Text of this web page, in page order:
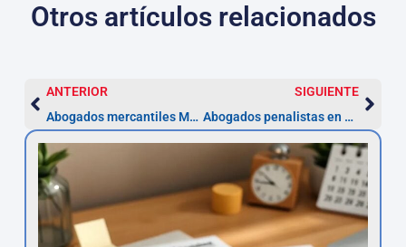
Otros artículos relacionados
ANTERIOR
Abogados mercantiles Móstoles: cómo reclamar (plazo 5 años)
SIGUIENTE
Abogados penalistas en Móstoles — Defensa 24h, plazo 10 días